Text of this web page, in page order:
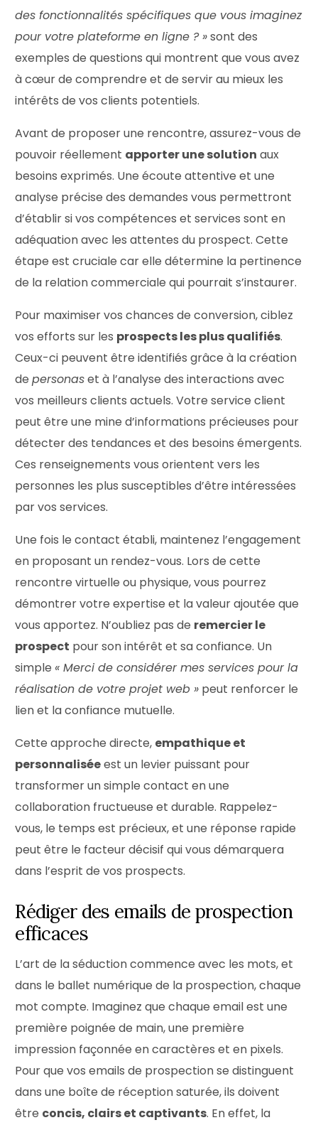
des fonctionnalités spécifiques que vous imaginez
pour votre plateforme en ligne ? »sont des
exemples de questions qui montrent que vous avez
à cœur de comprendre et de servir au mieux les
intérêts de vos clients potentiels.
Avant de proposer une rencontre, assurez-vous de
pouvoir réellement apporter une solution aux
besoins exprimés. Une écoute attentive et une
analyse précise des demandes vous permettront
d’établir si vos compétences et services sont en
adéquation avec les attentes du prospect. Cette
étape est cruciale car elle détermine la pertinence
de la relation commerciale qui pourrait s’instaurer.
Pour maximiser vos chances de conversion, ciblez
vos efforts sur les prospects les plus qualifiés.
Ceux-ci peuvent être identifiés grâce à la création
depersonaset à l’analyse des interactions avec
vos meilleurs clients actuels. Votre service client
peut être une mine d’informations précieuses pour
détecter des tendances et des besoins émergents.
Ces renseignements vous orientent vers les
personnes les plus susceptibles d’être intéressées
par vos services.
Une fois le contact établi, maintenez l’engagement
en proposant un rendez-vous. Lors de cette
rencontre virtuelle ou physique, vous pourrez
démontrer votre expertise et la valeur ajoutée que
vous apportez. N’oubliez pas de remercier le
prospect pour son intérêt et sa confiance. Un
simple « Merci de considérer mes services pour la
réalisation de votre projet web » peut renforcer le
lien et la confiance mutuelle.
Cette approche directe, empathique et
personnaliséeest un levier puissant pour
transformer un simple contact en une
collaboration fructueuse et durable. Rappelez-
vous, le temps est précieux, et une réponse rapide
peut être le facteur décisif qui vous démarquera
dans l’esprit de vos prospects.
Rédiger des emails de prospection
efficaces
L’art de la séduction commence avec les mots, et
dans le ballet numérique de la prospection, chaque
mot compte. Imaginez que chaque email est une
première poignée de main, une première
impression façonnée en caractères et en pixels.
Pour que vos emails de prospection se distinguent
dans une boîte de réception saturée, ils doivent
être concis, clairs et captivants. En effet, la